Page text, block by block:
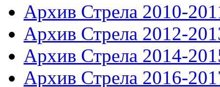
Архив Стрела 2010-
Архив Стрела 2012-
Архив Стрела 2014-
Архив Стрела 2016-